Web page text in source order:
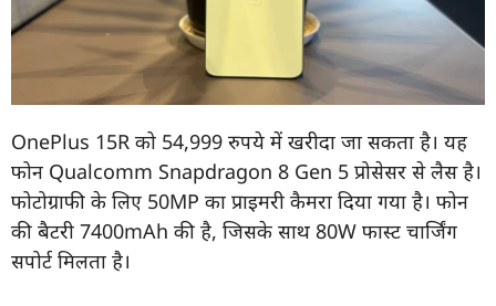
OnePlus 15R को 54,999 रुपये में खरीदा जा सकता है। यह
फोन Qualcomm Snapdragon 8 Gen 5 प्रोसेसर से लैस है।
फोटोग्राफी के लिए 50MP का प्राइमरी कैमरा दिया गया है। फोन
की बैटरी 7400mAh की है, जिसके साथ 80W फास्ट चार्जिंग
सपोर्ट मिलता है।